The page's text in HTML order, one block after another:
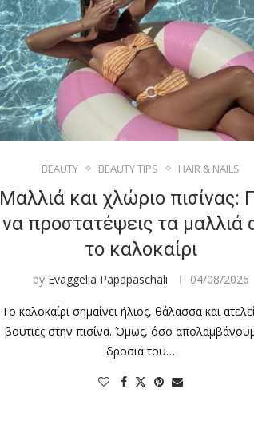
BEAUTY BEAUTY TIPS HAIR & NAILS
Μαλλιά και χλώριο πισίνας:
να προστατέψεις τα μαλλιά
το καλοκαίρι
by Evaggelia Papapaschali 04/08/2026
Το καλοκαίρι σημαίνει ήλιος, θάλασσα και
βουτιές στην πισίνα. Όμως, όσο
δροσιά του…